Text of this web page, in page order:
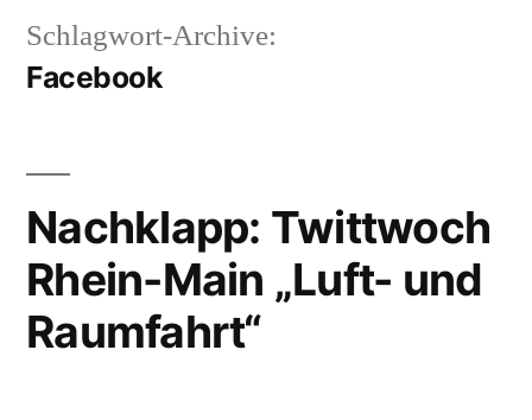
Schlagwort-Archive:
Facebook
Nachklapp: Twittwoch
Rhein-Main „Luft- und
Raumfahrt“